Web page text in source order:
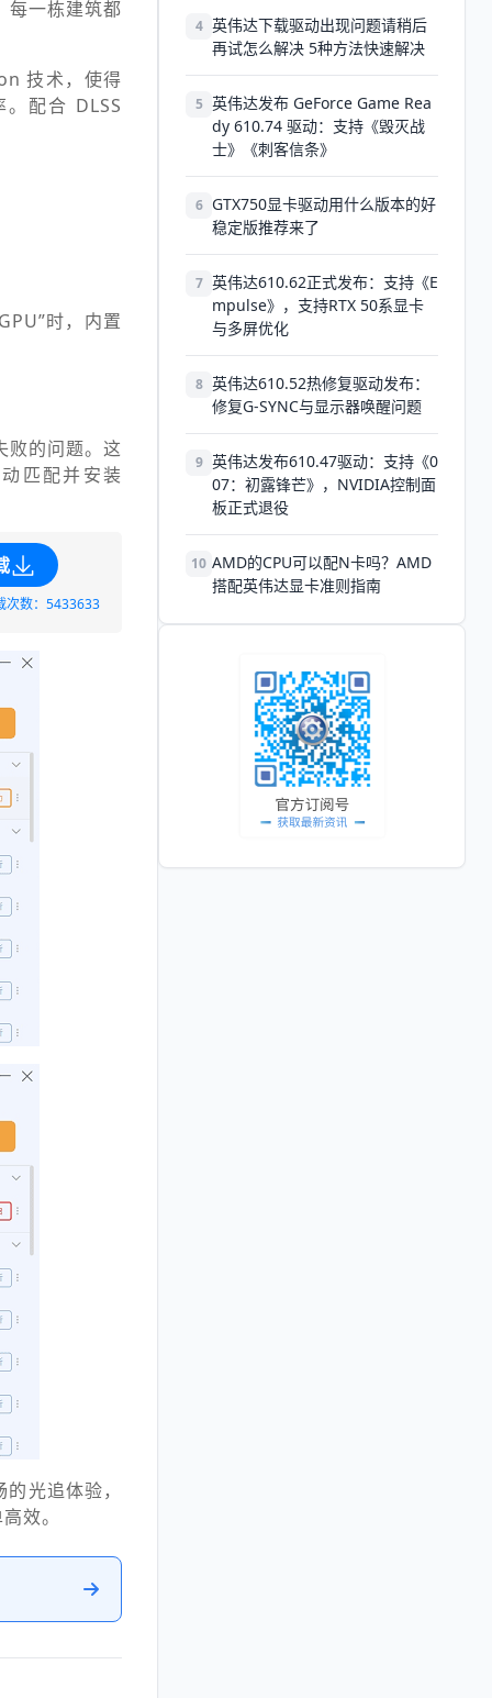
每一栋建筑都
技术，使得
配合 DLSS
时，内置
败的问题。这
匹配并安装
次数：5433633
光追体验，
效。
4 英伟达下载驱动出现问题请稍后
再试怎么解决 5种方法快速解决
5 英伟达发布 GeForce Game Rea
dy 610.74 驱动：支持《毁灭战
士》《刺客信条》
6 GTX750显卡驱动用什么版本的好
稳定版推荐来了
7 英伟达610.62正式发布：支持《E
mpulse》，支持RTX 50系显卡
与多屏优化
8 英伟达610.52热修复驱动发布：
修复G-SYNC与显示器唤醒问题
9 英伟达发布610.47驱动：支持《0
07：初露锋芒》，NVIDIA控制面
板正式退役
10 AMD的CPU可以配N卡吗？AMD
搭配英伟达显卡准则指南